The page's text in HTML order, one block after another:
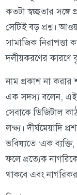
কতটা স্বচ্ছতার
সেটিই বড় প্রশ্ন।
সামাজিক নিরাপত্তা
দলীয়করণের কারণে
নাম প্রকাশ না করার
এক সদস্য বলেন, এই
সেবাকে ডিজিটাল
লক্ষ্য। দীর্ঘমেয়াদি
ভবিষ্যতে ‘এক ব্যক্তি,
ফলে প্রত্যেক
থাকবে এবং